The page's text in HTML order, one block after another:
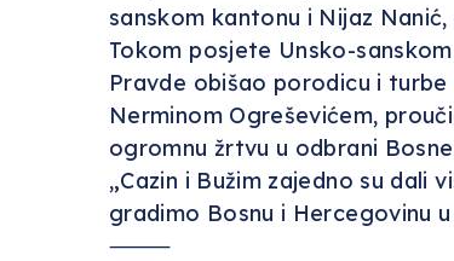
sanskom kantonu i Nijaz
Tokom posjete Unsko-
Pravde obišao porodicu i
Nerminom Ogreševićem,
ogromnu žrtvu u odbrani
„Cazin i Bužim zajedno su dali
gradimo Bosnu i Hercegovinu
⸻